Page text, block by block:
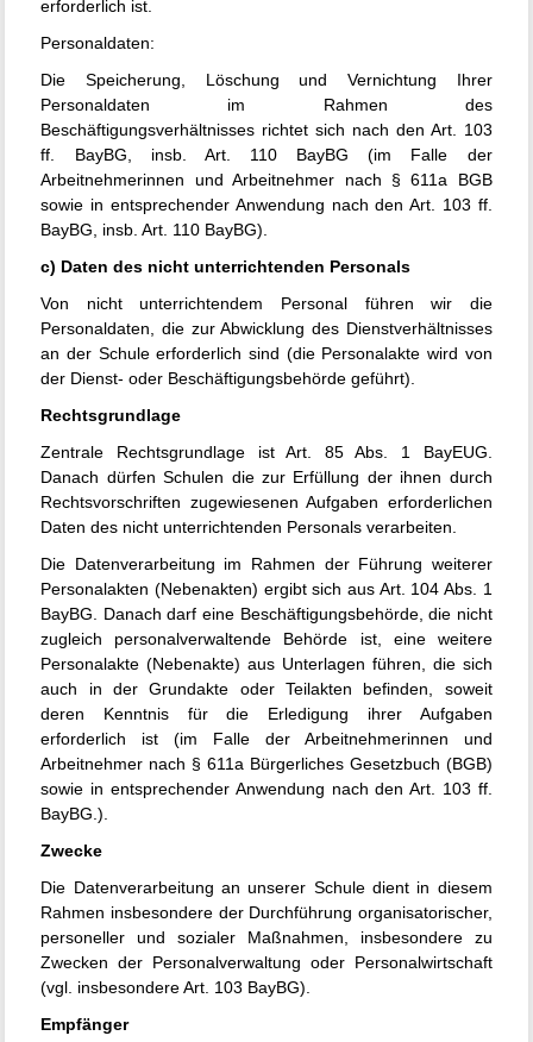
erforderlich ist.
Personaldaten:
Die Speicherung, Löschung und Vernichtung Ihrer
Personaldaten im Rahmen des
Beschäftigungsverhältnisses richtet sich nach den Art. 103
ff. BayBG, insb. Art. 110 BayBG (im Falle der
Arbeitnehmerinnen und Arbeitnehmer nach § 611a BGB
sowie in entsprechender Anwendung nach den Art. 103 ff.
BayBG, insb. Art. 110 BayBG).
c) Daten des nicht unterrichtenden Personals
Von nicht unterrichtendem Personal führen wir die
Personaldaten, die zur Abwicklung des Dienstverhältnisses
an der Schule erforderlich sind (die Personalakte wird von
der Dienst- oder Beschäftigungsbehörde geführt).
Rechtsgrundlage
Zentrale Rechtsgrundlage ist Art. 85 Abs. 1 BayEUG.
Danach dürfen Schulen die zur Erfüllung der ihnen durch
Rechtsvorschriften zugewiesenen Aufgaben erforderlichen
Daten des nicht unterrichtenden Personals verarbeiten.
Die Datenverarbeitung im Rahmen der Führung weiterer
Personalakten (Nebenakten) ergibt sich aus Art. 104 Abs. 1
BayBG. Danach darf eine Beschäftigungsbehörde, die nicht
zugleich personalverwaltende Behörde ist, eine weitere
Personalakte (Nebenakte) aus Unterlagen führen, die sich
auch in der Grundakte oder Teilakten befinden, soweit
deren Kenntnis für die Erledigung ihrer Aufgaben
erforderlich ist (im Falle der Arbeitnehmerinnen und
Arbeitnehmer nach § 611a Bürgerliches Gesetzbuch (BGB)
sowie in entsprechender Anwendung nach den Art. 103 ff.
BayBG.).
Zwecke
Die Datenverarbeitung an unserer Schule dient in diesem
Rahmen insbesondere der Durchführung organisatorischer,
personeller und sozialer Maßnahmen, insbesondere zu
Zwecken der Personalverwaltung oder Personalwirtschaft
(vgl. insbesondere Art. 103 BayBG).
Empfänger